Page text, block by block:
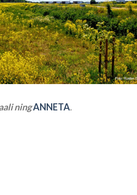
ningANNETA.